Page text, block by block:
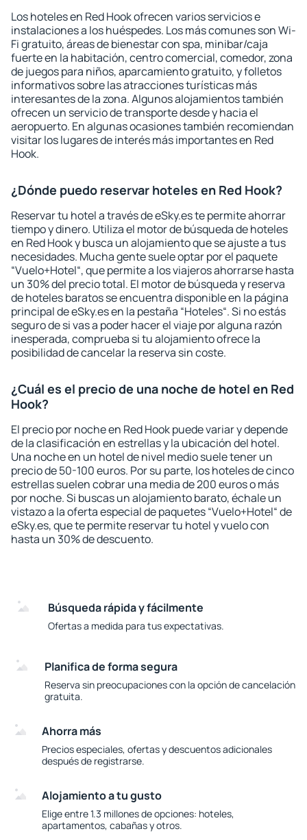
Los hoteles en Red Hook ofrecen varios servicios e
instalaciones a los huéspedes. Los más comunes son Wi-
Fi gratuito, áreas de bienestar con spa, minibar/caja
fuerte en la habitación, centro comercial, comedor, zona
de juegos para niños, aparcamiento gratuito, y folletos
informativos sobre las atracciones turísticas más
interesantes de la zona. Algunos alojamientos también
ofrecen un servicio de transporte desde y hacia el
aeropuerto. En algunas ocasiones también recomiendan
visitar los lugares de interés más importantes en Red
Hook.
¿Dónde puedo reservar hoteles en Red Hook?
Reservar tu hotel a través de eSky.es te permite ahorrar
tiempo y dinero. Utiliza el motor de búsqueda de hoteles
en Red Hook y busca un alojamiento que se ajuste a tus
necesidades. Mucha gente suele optar por el paquete
“Vuelo+Hotel“, que permite a los viajeros ahorrarse hasta
un 30% del precio total. El motor de búsqueda y reserva
de hoteles baratos se encuentra disponible en la página
principal de eSky.es en la pestaña “Hoteles“. Si no estás
seguro de si vas a poder hacer el viaje por alguna razón
inesperada, comprueba si tu alojamiento ofrece la
posibilidad de cancelar la reserva sin coste.
¿Cuál es el precio de una noche de hotel en Red
Hook?
El precio por noche en Red Hook puede variar y depende
de la clasificación en estrellas y la ubicación del hotel.
Una noche en un hotel de nivel medio suele tener un
precio de 50-100 euros. Por su parte, los hoteles de cinco
estrellas suelen cobrar una media de 200 euros o más
por noche. Si buscas un alojamiento barato, échale un
vistazo a la oferta especial de paquetes “Vuelo+Hotel“ de
eSky.es, que te permite reservar tu hotel y vuelo con
hasta un 30% de descuento.
Búsqueda rápida y fácilmente
Ofertas a medida para tus expectativas.
Planifica de forma segura
Reserva sin preocupaciones con la opción de cancelación
gratuita.
Ahorra más
Precios especiales, ofertas y descuentos adicionales
después de registrarse.
Alojamiento a tu gusto
Elige entre 1.3 millones de opciones: hoteles,
apartamentos, cabañas y otros.